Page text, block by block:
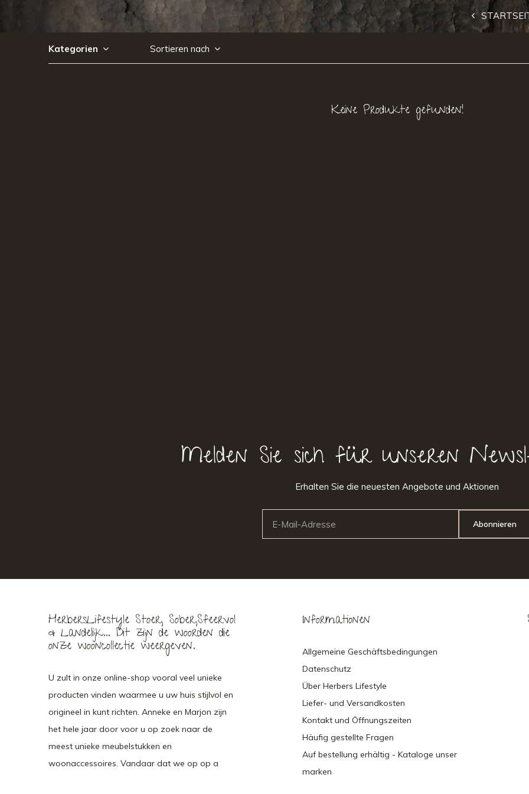
Kategorien Sortieren nach
Keine Produkte gefunden!
Melden Sie sich für unseren
Erhalten Sie die neuesten Angebote und Aktionen
Abonnieren
HerbersLifestyle Stoer, Sober,Sfeervol
& Landelijk... Dit zijn de woorden die
onze wooncollectie weergeven.
U zult in onze online-shop vooral veel unieke
producten vinden waarmee u uw huis stijlvol en
origineel in kunt richten. Anneke en Marjon zijn
het hele jaar door voor u op zoek naar de
meest unieke meubelstukken en
woonaccessoires. Vandaar dat we op op a
Informationen
Allgemeine Geschäftsbedingungen
Datenschutz
Über Herbers Lifestyle
Liefer- und Versandkosten
Kontakt und Öffnungszeiten
Häufig gestellte Fragen
Auf bestellung erhältig - Kataloge unser
marken